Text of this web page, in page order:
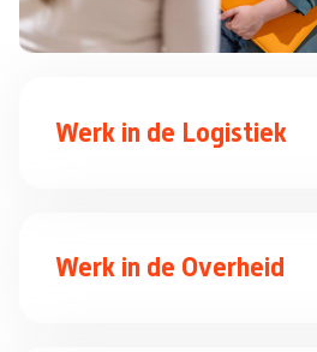
Werk in de Logistiek
Werk in de Overheid